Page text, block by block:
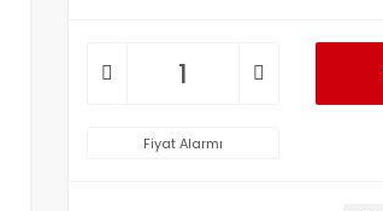
Fiyat Alarmı